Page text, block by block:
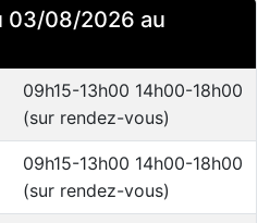
03/08/2026 au
09h15-13h00 14h00-18h00
(sur rendez-vous)
09h15-13h00 14h00-18h00
(sur rendez-vous)